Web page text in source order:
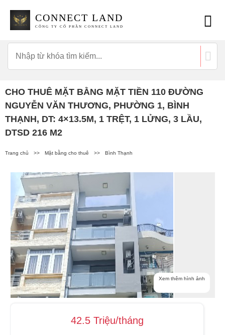
CONNECT LAND
CÔNG TY CỔ PHẦN CONNECT LAND
CHO THUÊ MẶT BẰNG MẶT TIỀN 110 ĐƯỜNG
NGUYỄN VĂN THƯƠNG, PHƯỜNG 1, BÌNH
THẠNH, DT: 4×13.5M, 1 TRỆT, 1 LỬNG, 3 LẦU,
DTSD 216 M2
Trang chủ >> Mặt bằng cho thuê >> Bình Thạnh
Xem thêm hình ảnh
42.5 Triệu/tháng